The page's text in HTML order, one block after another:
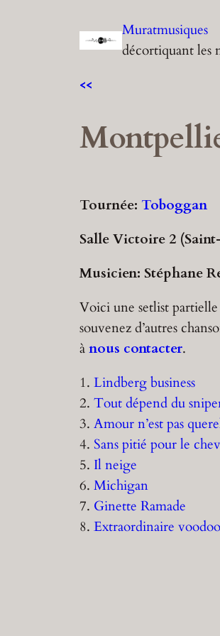
Muratmusiques
décortiquant les
<<
Tournée: Toboggan
Salle Victoire 2
Musicien: Stéphane
Voici une setlist partielle
souvenez d’autres
ànous contacter.
1. Lindberg business
2. Tout dépend du
3. Amour n’est pas
4. Sans pitié pour le
5. Il neige
6. Michigan
7. Ginette Ramade
8. Extraordinaire voodoo